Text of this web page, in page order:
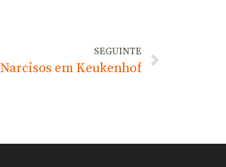
SEGUINTE
Narcisos em Keukenhof